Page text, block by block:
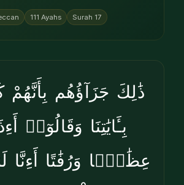
111 Ayahs Surah 17
ذَٰلِكَ جَزَآؤُهُم
بِـَٔايَٰتِنَا وَقَالُوٓا۟
عِظَٰمًۭا وَرُفَٰتًا أَءِنَّا